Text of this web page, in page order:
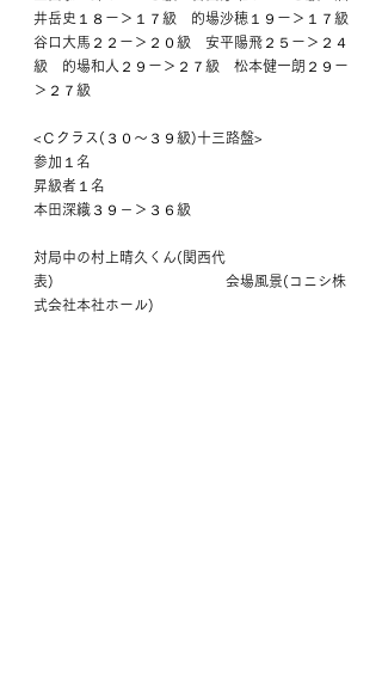
井岳史１８ー＞１７級　的場沙穂１９ー＞１７級
谷口大馬２２ー＞２０級　安平陽飛２５ー＞２４
級　的場和人２９ー＞２７級　松本健一朗２９ー
＞２７級
<Ｃクラス(３０～３９級)十三路盤>
参加１名
昇級者１名
本田深織３９－＞３６級
対局中の村上晴久くん(関西代
表)　　　　　　　　　　　　会場風景(コニシ株
式会社本社ホール)